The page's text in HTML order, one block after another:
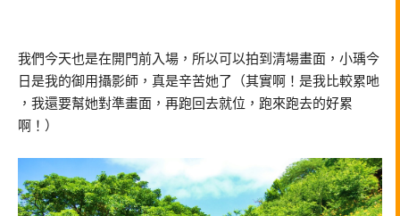
我們今天也是在開門前入場，所以可以拍到清場畫面，小瑀今
日是我的御用攝影師，真是辛苦她了（其實啊！是我比較累吔
，我還要幫她對準畫面，再跑回去就位，跑來跑去的好累
啊！）